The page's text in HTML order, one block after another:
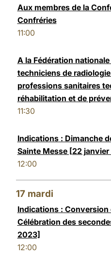
Aux membres de la
Confréries
11:00
A la Fédération
techniciens de
professions sanitaires
réhabilitation et de
11:30
Indications : Dimanche
Sainte Messe [22
12:00
17 mardi
Indications : Conversion
Célébration des
2023]
12:00